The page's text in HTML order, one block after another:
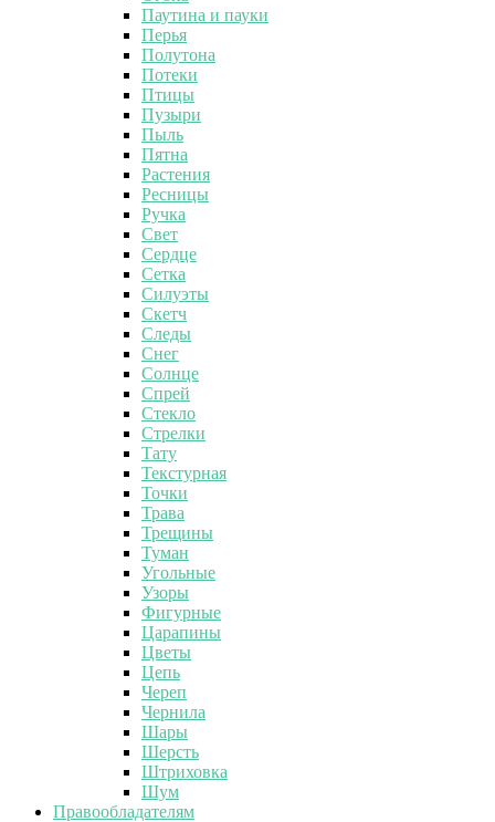
Паутина и пауки
Перья
Полутона
Потеки
Птицы
Пузыри
Пыль
Пятна
Растения
Ресницы
Ручка
Свет
Сердце
Сетка
Силуэты
Скетч
Следы
Снег
Солнце
Спрей
Стекло
Стрелки
Тату
Текстурная
Точки
Трава
Трещины
Туман
Угольные
Узоры
Фигурные
Царапины
Цветы
Цепь
Череп
Чернила
Шары
Шерсть
Штриховка
Шум
Правообладателям